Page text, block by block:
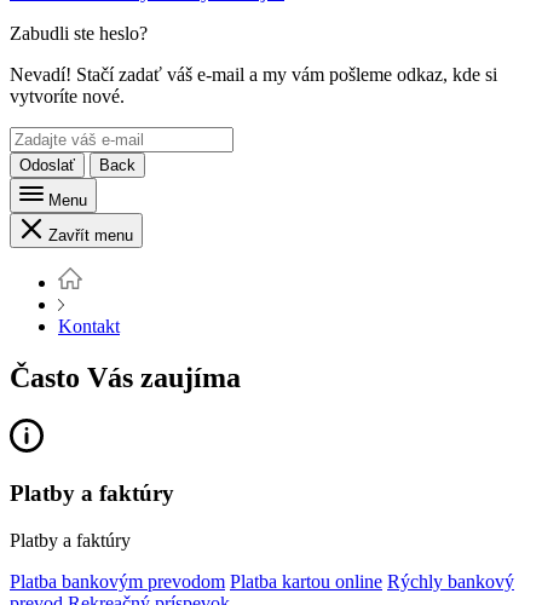
Zabudli ste heslo?
Nevadí! Stačí zadať váš e-mail a my vám pošleme odkaz, kde si
vytvoríte nové.
Odoslať
Back
Menu
Zavřít menu
Kontakt
Často Vás zaujíma
Platby a faktúry
Platby a faktúry
Platba bankovým prevodom Platba kartou online Rýchly bankový